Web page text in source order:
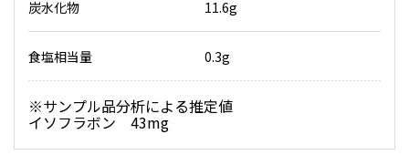
炭水化物 11.6g
食塩相当量 0.3g
※サンプル品分析による推定値
イソフラボン 43mg